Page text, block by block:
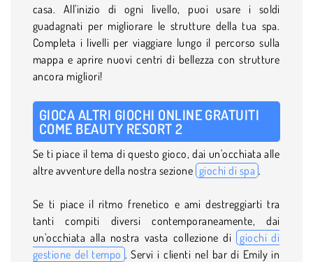
casa. All'inizio di ogni livello, puoi usare i soldi
guadagnati per migliorare le strutture della tua spa.
Completa i livelli per viaggiare lungo il percorso sulla
mappa e aprire nuovi centri di bellezza con strutture
ancora migliori!
GIOCA ALTRI GIOCHI ONLINE GRATUITI
COME BEAUTY RESORT 2
Se ti piace il tema di questo gioco, dai un'occhiata alle
altre avventure della nostra sezione giochi di spa .
Se ti piace il ritmo frenetico e ami destreggiarti tra
tanti compiti diversi contemporaneamente, dai
un'occhiata alla nostra vasta collezione di giochi di
gestione del tempo . Servi i clienti nel bar di Emily in